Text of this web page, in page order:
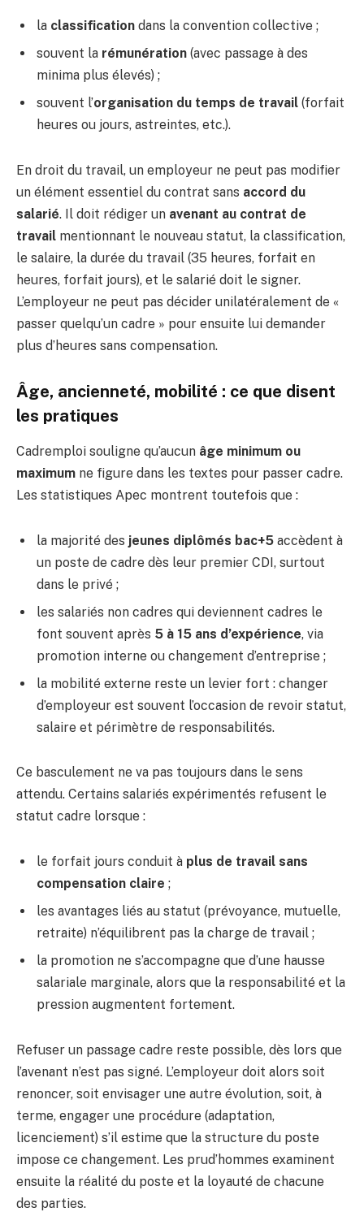
la classification dans la convention collective ;
souvent la rémunération (avec passage à des
minima plus élevés) ;
souvent l’organisation du temps de travail (forfait
heures ou jours, astreintes, etc.).
En droit du travail, un employeur ne peut pas modifier
un élément essentiel du contrat sans accord du
salarié. Il doit rédiger un avenant au contrat de
travail mentionnant le nouveau statut, la classification,
le salaire, la durée du travail (35 heures, forfait en
heures, forfait jours), et le salarié doit le signer.
L’employeur ne peut pas décider unilatéralement de «
passer quelqu’un cadre » pour ensuite lui demander
plus d’heures sans compensation.
Âge, ancienneté, mobilité : ce que disent
les pratiques
Cadremploi souligne qu’aucun âge minimum ou
maximum ne figure dans les textes pour passer cadre.
Les statistiques Apec montrent toutefois que :
la majorité des jeunes diplômés bac+5 accèdent à
un poste de cadre dès leur premier CDI, surtout
dans le privé ;
les salariés non cadres qui deviennent cadres le
font souvent après 5 à 15 ans d’expérience, via
promotion interne ou changement d’entreprise ;
la mobilité externe reste un levier fort : changer
d’employeur est souvent l’occasion de revoir statut,
salaire et périmètre de responsabilités.
Ce basculement ne va pas toujours dans le sens
attendu. Certains salariés expérimentés refusent le
statut cadre lorsque :
le forfait jours conduit à plus de travail sans
compensation claire ;
les avantages liés au statut (prévoyance, mutuelle,
retraite) n’équilibrent pas la charge de travail ;
la promotion ne s’accompagne que d’une hausse
salariale marginale, alors que la responsabilité et la
pression augmentent fortement.
Refuser un passage cadre reste possible, dès lors que
l’avenant n’est pas signé. L’employeur doit alors soit
renoncer, soit envisager une autre évolution, soit, à
terme, engager une procédure (adaptation,
licenciement) s’il estime que la structure du poste
impose ce changement. Les prud’hommes examinent
ensuite la réalité du poste et la loyauté de chacune
des parties.